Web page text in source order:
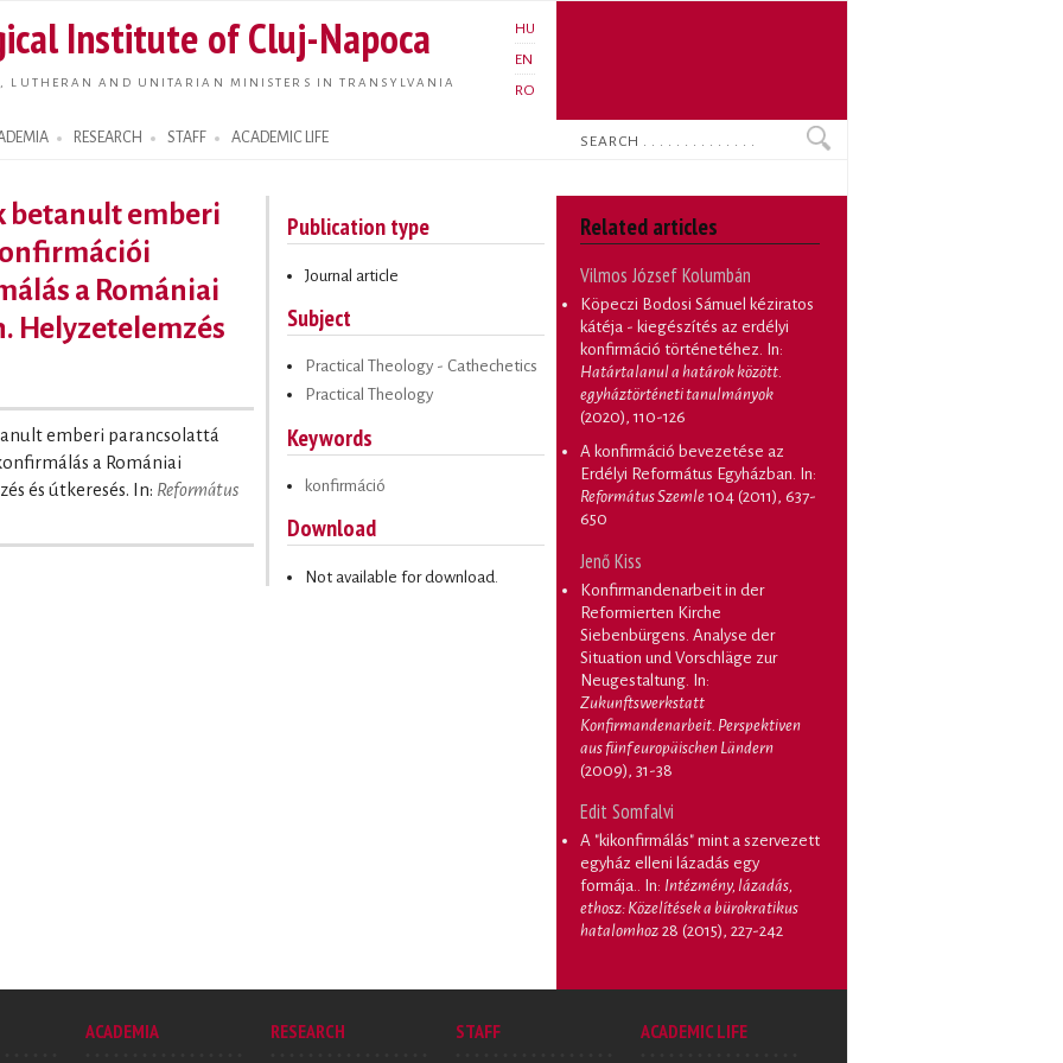
main
content
Institute of Cluj-Napoca
LUTHERAN AND UNITARIAN MINISTERS IN TRANSYLVANIA
HU
EN
RO
RESEARCH STAFF ACADEMIC LIFE Search
betanult emberi
a Romániai
Helyzetelemzés
emberi parancsolattá
a Romániai
és útkeresés. In: Református
Publication type
Journal article
Subject
Practical Theology - Cathechetics
Practical Theology
Keywords
konfirmáció
Download
Not available for download.
Related articles
Vilmos József Kolumbán
Köpeczi Bodosi Sámuel kéziratos
kátéja - kiegészítés az erdélyi
konfirmáció történetéhez . In:
Határtalanul a határok között.
egyháztörténeti tanulmányok
(2020), 110-126
A konfirmáció bevezetése az
Erdélyi Református Egyházban . In:
Református Szemle104 (2011), 637-
650
Jenő Kiss
Konfirmandenarbeit in der
Reformierten Kirche
Siebenbürgens. Analyse der
Situation und Vorschläge zur
Neugestaltung . In:
Zukunftswerkstatt
Konfirmandenarbeit. Perspektiven
aus fünf europäischen Ländern
(2009), 31-38
Edit Somfalvi
A "kikonfirmálás" mint a szervezett
egyház elleni lázadás egy
formája.. In: Intézmény, lázadás,
ethosz: Közelítések a bürokratikus
hatalomhoz 28 (2015), 227-242
ACADEMIA RESEARCH STAFF ACADEMIC LIFE